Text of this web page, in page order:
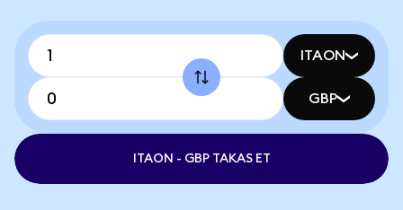
ITAON
GBP
ITAON - GBP TAKAS ET